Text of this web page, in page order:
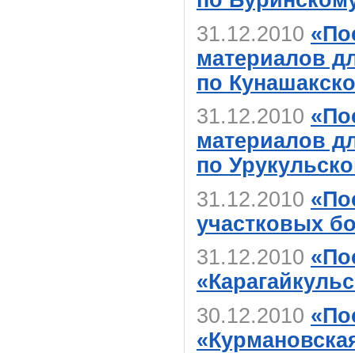
31.12.2010
материалов
по
31.12.2010
материалов
по
31.12.2010
участковых
31.12.2010
30.12.2010